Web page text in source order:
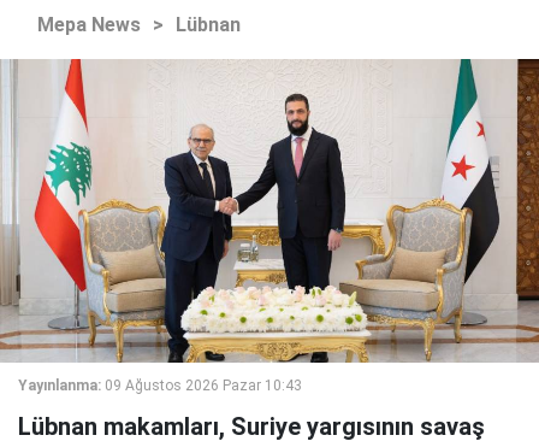
Mepa News > Lübnan
Yayınlanma: 09 Ağustos 2026 Pazar 10:43
Lübnan makamları, Suriye yargısının savaş